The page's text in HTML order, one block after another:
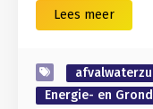
Lees meer
Energie- en